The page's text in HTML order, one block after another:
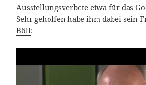
Ausstellungsverbote etwa für das
Sehr geholfen habe ihm dabei sein
Böll: